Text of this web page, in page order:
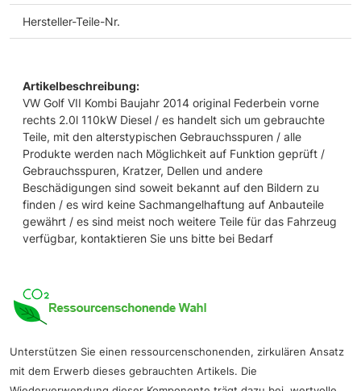
Hersteller-Teile-Nr.
Artikelbeschreibung:
VW Golf VII Kombi Baujahr 2014 original Federbein vorne
rechts 2.0l 110kW Diesel / es handelt sich um gebrauchte
Teile, mit den alterstypischen Gebrauchsspuren / alle
Produkte werden nach Möglichkeit auf Funktion geprüft /
Gebrauchsspuren, Kratzer, Dellen und andere
Beschädigungen sind soweit bekannt auf den Bildern zu
finden / es wird keine Sachmangelhaftung auf Anbauteile
gewährt / es sind meist noch weitere Teile für das Fahrzeug
verfügbar, kontaktieren Sie uns bitte bei Bedarf
Unterstützen Sie einen ressourcenschonenden, zirkulären Ansatz
mit dem Erwerb dieses gebrauchten Artikels. Die